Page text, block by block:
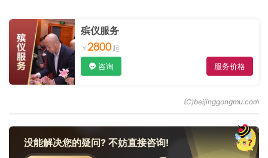
殡仪服务
2800
咨询 服务价格
没能解决您的疑问? 不妨直接咨询!